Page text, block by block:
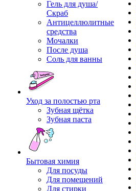
Гель для душа/
Скраб
Антицеллюлитные
средства
Мочалки
После душа
Соль для ванны
Уход за полостью рта
Зубная щётка
Зубная паста
Бытовая химия
Для посуды
Для помещений
Для стирки